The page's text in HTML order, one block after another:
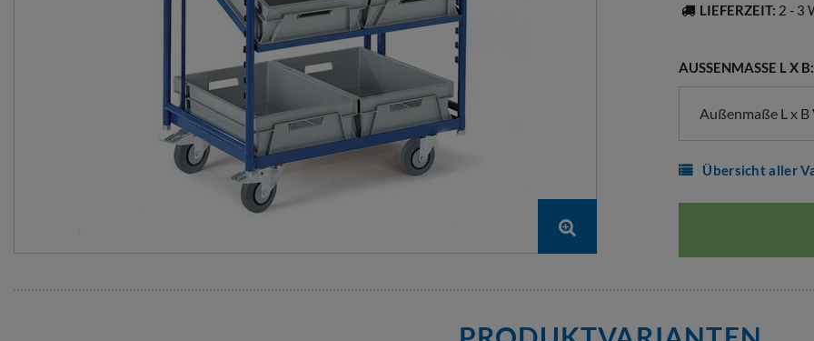
LIEFERZEIT: 2 - 3
AUSSENMASSE L X B:
Außenmaße L x
Übersicht aller